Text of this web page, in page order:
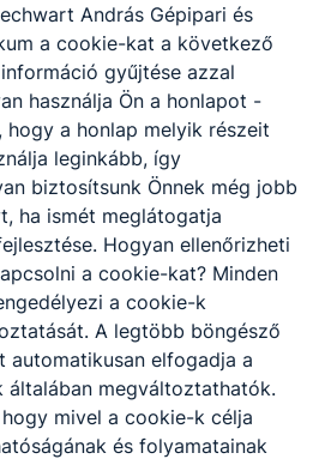
András Gépipari és
a cookie-kat a következő
gyűjtése azzal
használja Ön a honlapot -
hogy a honlap melyik részeit
leginkább, így
biztosítsunk Önnek még jobb
ha ismét meglátogatja
Hogyan ellenőrizheti
a cookie-kat? Minden
a cookie-k
A legtöbb böngésző
automatikusan elfogadja a
általában megváltoztathatók.
mivel a cookie-k célja
és folyamatainak